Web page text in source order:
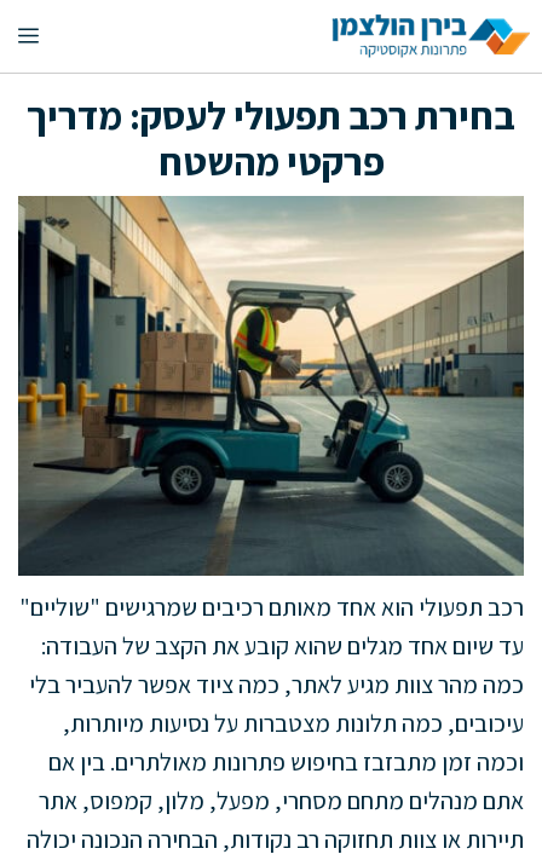
לדלג
לתוכן
בחירת רכב תפעולי לעסק: מדריך
פרקטי מהשטח
רכב תפעולי הוא אחד מאותם רכיבים שמרגישים "שוליים"
עד שיום אחד מגלים שהוא קובע את הקצב של העבודה:
כמה מהר צוות מגיע לאתר, כמה ציוד אפשר להעביר בלי
עיכובים, כמה תלונות מצטברות על נסיעות מיותרות,
וכמה זמן מתבזבז בחיפוש פתרונות מאולתרים. בין אם
אתם מנהלים מתחם מסחרי, מפעל, מלון, קמפוס, אתר
תיירות או צוות תחזוקה רב נקודות, הבחירה הנכונה יכולה